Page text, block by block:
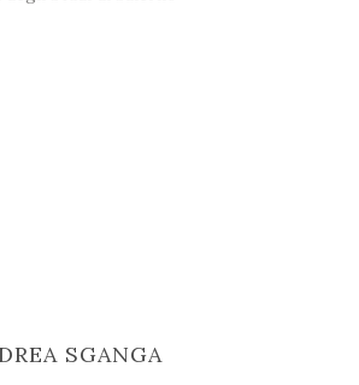
SGANGA